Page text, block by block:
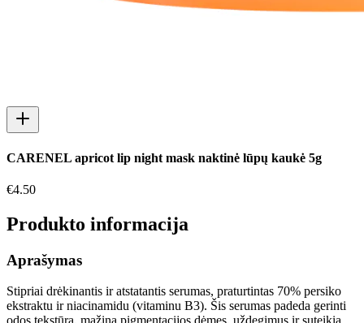
CARENEL apricot lip night mask naktinė lūpų kaukė 5g
€4.50
Produkto informacija
Aprašymas
Stipriai drėkinantis ir atstatantis serumas, praturtintas 70% persiko
ekstraktu ir niacinamidu (vitaminu B3). Šis serumas padeda gerinti